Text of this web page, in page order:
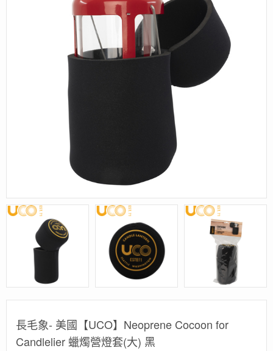
長毛象- 美國【UCO】Neoprene Cocoon for
Candlelier 蠟燭營燈套(大) 黑